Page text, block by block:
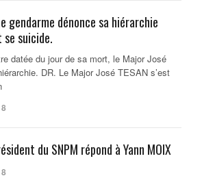
gendarme dénonce sa hiérarchie
suicide.
datée du jour de sa mort, le Major José
DR. Le Major José TESAN s’est
du SNPM répond à Yann MOIX